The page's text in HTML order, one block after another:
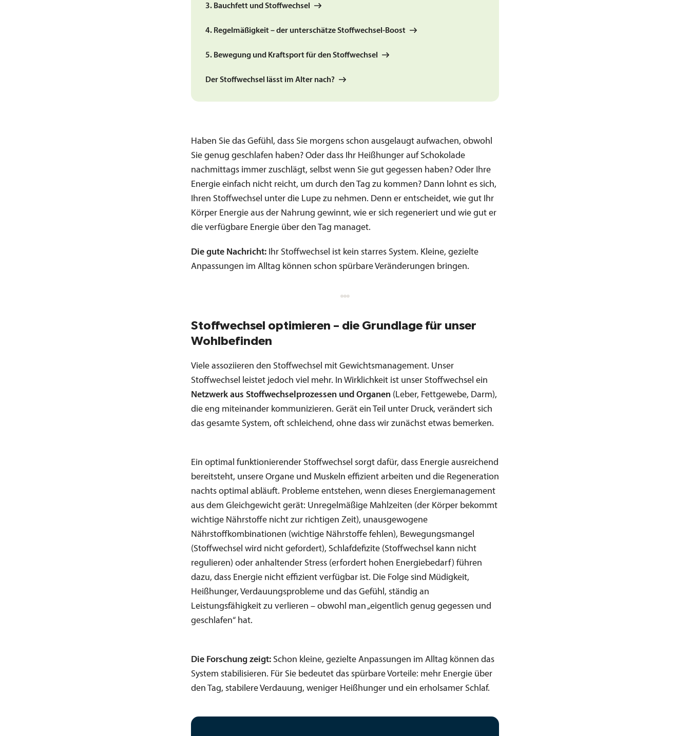
3. Bauchfett und Stoffwechsel
4. Regelmäßigkeit – der unterschätze Stoffwechsel-Boost
5. Bewegung und Kraftsport für den Stoffwechsel
Der Stoffwechsel lässt im Alter nach?
Haben Sie das Gefühl, dass Sie morgens schon ausgelaugt aufwachen, obwohl
Sie genug geschlafen haben? Oder dass Ihr Heißhunger auf Schokolade
nachmittags immer zuschlägt, selbst wenn Sie gut gegessen haben? Oder Ihre
Energie einfach nicht reicht, um durch den Tag zu kommen? Dann lohnt es sich,
Ihren Stoffwechsel unter die Lupe zu nehmen. Denn er entscheidet, wie gut Ihr
Körper Energie aus der Nahrung gewinnt, wie er sich regeneriert und wie gut er
die verfügbare Energie über den Tag managet.
Die gute Nachricht: Ihr Stoffwechsel ist kein starres System. Kleine, gezielte
Anpassungen im Alltag können schon spürbare Veränderungen bringen.
Stoffwechsel optimieren – die Grundlage für unser
Wohlbefinden
Viele assoziieren den Stoffwechsel mit Gewichtsmanagement. Unser
Stoffwechsel leistet jedoch viel mehr. In Wirklichkeit ist unser Stoffwechsel ein
Netzwerk aus Stoffwechselprozessen und Organen (Leber, Fettgewebe, Darm),
die eng miteinander kommunizieren. Gerät ein Teil unter Druck, verändert sich
das gesamte System, oft schleichend, ohne dass wir zunächst etwas bemerken.
Ein optimal funktionierender Stoffwechsel sorgt dafür, dass Energie ausreichend
bereitsteht, unsere Organe und Muskeln effizient arbeiten und die Regeneration
nachts optimal abläuft. Probleme entstehen, wenn dieses Energiemanagement
aus dem Gleichgewicht gerät: Unregelmäßige Mahlzeiten (der Körper bekommt
wichtige Nährstoffe nicht zur richtigen Zeit), unausgewogene
Nährstoffkombinationen (wichtige Nährstoffe fehlen), Bewegungsmangel
(Stoffwechsel wird nicht gefordert), Schlafdefizite (Stoffwechsel kann nicht
regulieren) oder anhaltender Stress (erfordert hohen Energiebedarf) führen
dazu, dass Energie nicht effizient verfügbar ist. Die Folge sind Müdigkeit,
Heißhunger, Verdauungsprobleme und das Gefühl, ständig an
Leistungsfähigkeit zu verlieren – obwohl man „eigentlich genug gegessen und
geschlafen“ hat.
Die Forschung zeigt: Schon kleine, gezielte Anpassungen im Alltag können das
System stabilisieren. Für Sie bedeutet das spürbare Vorteile: mehr Energie über
den Tag, stabilere Verdauung, weniger Heißhunger und ein erholsamer Schlaf.